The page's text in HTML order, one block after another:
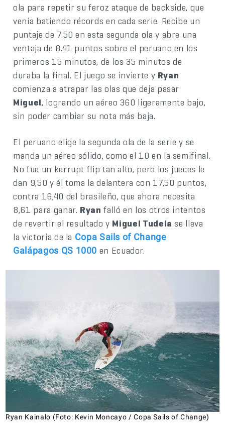
ola para repetir su feroz ataque de backside, que
venía batiendo récords en cada serie. Recibe un
puntaje de 7.50 en esta segunda ola y abre una
ventaja de 8.41 puntos sobre el peruano en los
primeros 15 minutos, de los 35 minutos de
duraba la final. El juego se invierte y Ryan
comienza a atrapar las olas que deja pasar
Miguel, logrando un aéreo 360 ligeramente bajo,
sin poder cambiar su nota más baja.
El peruano elige la segunda ola de la serie y se
manda un aéreo sólido, como el 10 en la semifinal.
No fue un kerrupt flip tan alto, pero los jueces le
dan 9,50 y él toma la delantera con 17,50 puntos,
contra 16,40 del brasileño, que ahora necesita
8,61 para ganar. Ryan falló en los otros intentos
de revertir el resultado y Miguel Tudela se lleva
la victoria de la Copa Sails of Change
Galápagos QS 1000 en Ecuador.
Ryan Kainalo (Foto: Kevin Moncayo / Copa Sails of Change)